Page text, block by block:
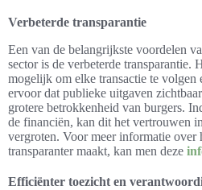
Verbeterde transparantie
Een van de belangrijkste voordelen
sector is de verbeterde transparantie.
mogelijk om elke transactie te
ervoor dat publieke uitgaven
grotere betrokkenheid van burgers.
de financiën, kan dit het vertrouwen
vergroten. Voor meer informatie
transparanter maakt, kan men deze
Efficiënter toezicht en